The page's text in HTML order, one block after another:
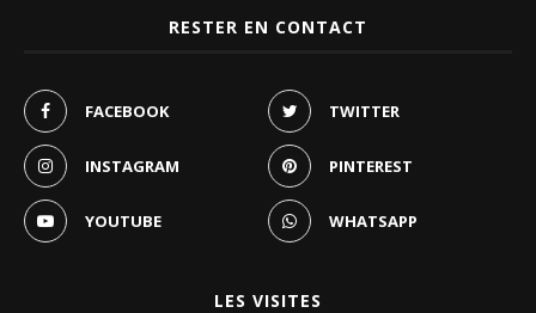
RESTER EN CONTACT
FACEBOOK TWITTER
INSTAGRAM PINTEREST
YOUTUBE WHATSAPP
LES VISITES